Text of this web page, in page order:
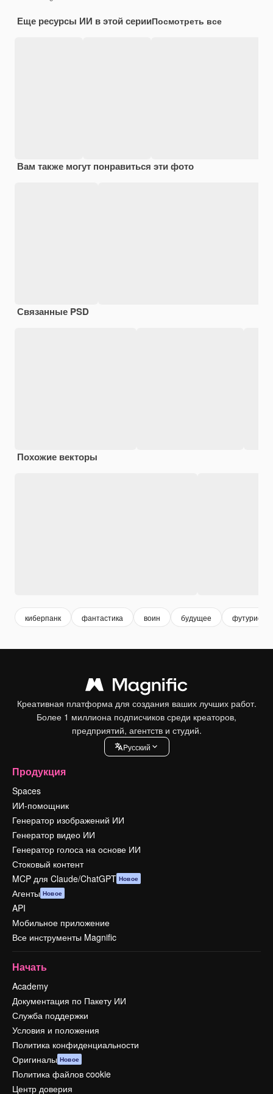
Еще ресурсы ИИ в этой серииПосмотреть все
Вам также могут понравиться эти фото
Связанные PSD
Похожие векторы
киберпанк фантастика воин будущее
Креативная платформа для создания ваших лучших работ.
Более 1 миллиона подписчиков среди креаторов,
предприятий, агентств и студий.
Pусский
Продукция
Spaces
ИИ-помощник
Генератор изображений ИИ
Генератор видео ИИ
Генератор голоса на основе ИИ
Стоковый контент
MCP для Claude/ChatGPT Новое
Агенты Новое
API
Мобильное приложение
Все инструменты Magnific
Начать
Academy
Документация по Пакету ИИ
Служба поддержки
Условия и положения
Политика конфиденциальности
Оригиналы Новое
Политика файлов cookie
Центр доверия